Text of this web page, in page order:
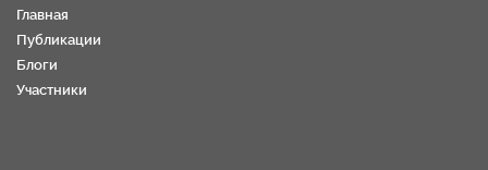
Главная
Публикации
Блоги
Участники